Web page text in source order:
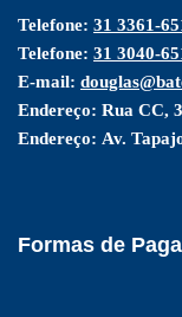
Telefone: 31 3361-
Telefone: 31 3040-
E-mail:
Endereço: Rua CC,
Endereço: Av.
Formas de